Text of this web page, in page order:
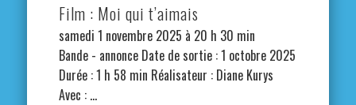
Film : Moi qui t’aimais
samedi 1 novembre 2025 à 20 h 30 min
Bande - annonce Date de sortie : 1 octobre 2025
Durée : 1 h 58 min Réalisateur : Diane Kurys
Avec : …